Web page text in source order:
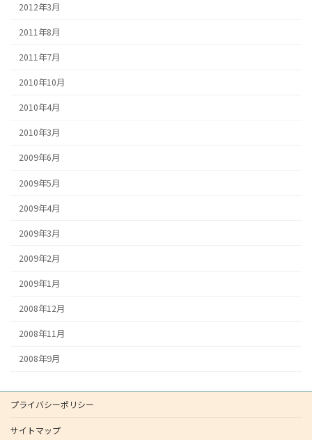
2012年3月
2011年8月
2011年7月
2010年10月
2010年4月
2010年3月
2009年6月
2009年5月
2009年4月
2009年3月
2009年2月
2009年1月
2008年12月
2008年11月
2008年9月
プライバシーポリシー
サイトマップ